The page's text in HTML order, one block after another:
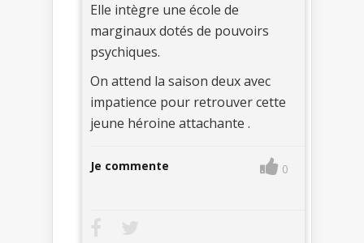
Elle intègre une école de
marginaux dotés de pouvoirs
psychiques.
On attend la saison deux avec
impatience pour retrouver cette
jeune héroine attachante .
Je commente 0